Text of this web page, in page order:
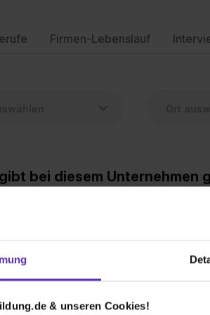
& unseren Cookies!
Firmen-Lebenslauf
bei diesem Unternehmen
mann (m/w/d)